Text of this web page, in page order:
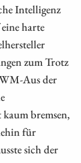
Intelligenz
harte
zum Trotz
Aus der
bremsen,
für
sich der